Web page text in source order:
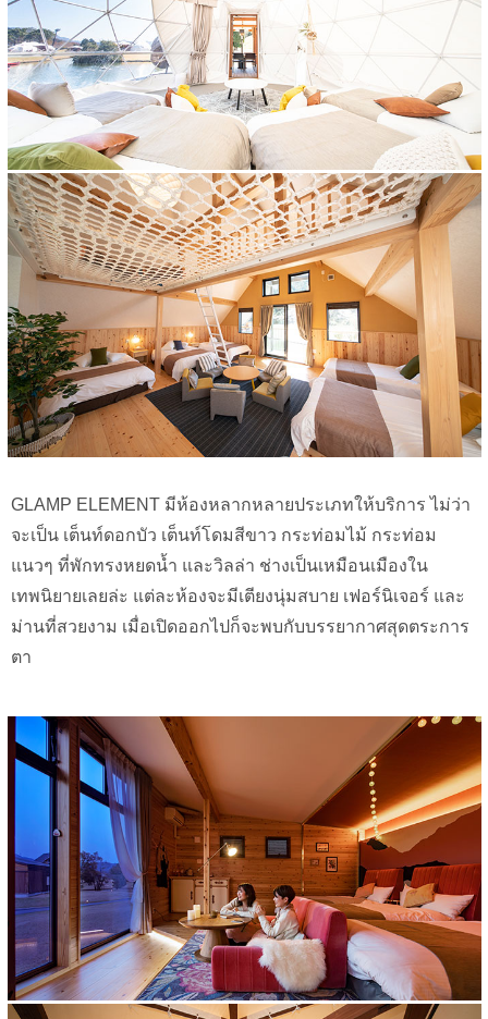
GLAMP ELEMENT มีห้องหลากหลายประเภทให้บริการ ไม่ว่า
จะเป็น เต็นท์ดอกบัว เต็นท์โดมสีขาว กระท่อมไม้ กระท่อม
แนวๆ ที่พักทรงหยดน้ำ และวิลล่า ช่างเป็นเหมือนเมืองใน
เทพนิยายเลยล่ะ แต่ละห้องจะมีเตียงนุ่มสบาย เฟอร์นิเจอร์ และ
ม่านที่สวยงาม เมื่อเปิดออกไปก็จะพบกับบรรยากาศสุดตระการ
ตา